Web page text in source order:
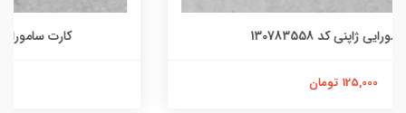
کارت سامورایی ژاپنی ای کاش کد 1409355